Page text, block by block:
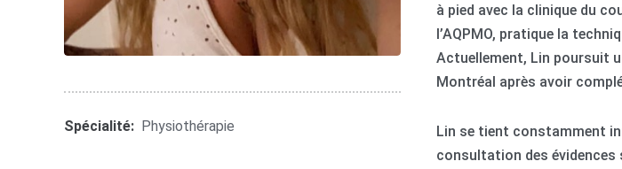
Spécialité: Physiothérapie
à pied avec la clinique du
l’AQPMO, pratique la
Actuellement, Lin poursuit
Montréal après avoir
Lin se tient constamment
consultation des